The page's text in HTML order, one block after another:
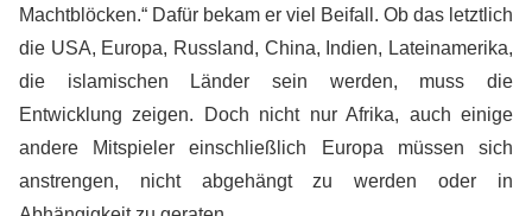
Machtblöcken.“ Dafür bekam er viel Beifall. Ob das letztlich
die USA, Europa, Russland, China, Indien, Lateinamerika,
die islamischen Länder sein werden, muss die
Entwicklung zeigen. Doch nicht nur Afrika, auch einige
andere Mitspieler einschließlich Europa müssen sich
anstrengen, nicht abgehängt zu werden oder in